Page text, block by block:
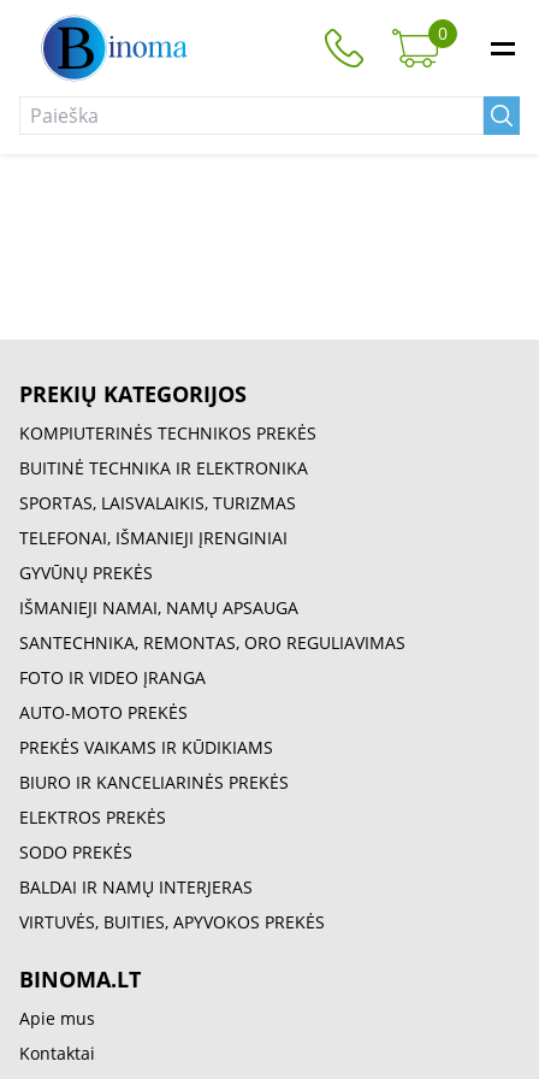
0
PREKIŲ KATEGORIJOS
KOMPIUTERINĖS TECHNIKOS PREKĖS
BUITINĖ TECHNIKA IR ELEKTRONIKA
SPORTAS, LAISVALAIKIS, TURIZMAS
TELEFONAI, IŠMANIEJI ĮRENGINIAI
GYVŪNŲ PREKĖS
IŠMANIEJI NAMAI, NAMŲ APSAUGA
SANTECHNIKA, REMONTAS, ORO REGULIAVIMAS
FOTO IR VIDEO ĮRANGA
AUTO-MOTO PREKĖS
PREKĖS VAIKAMS IR KŪDIKIAMS
BIURO IR KANCELIARINĖS PREKĖS
ELEKTROS PREKĖS
SODO PREKĖS
BALDAI IR NAMŲ INTERJERAS
VIRTUVĖS, BUITIES, APYVOKOS PREKĖS
BINOMA.LT
Apie mus
Kontaktai